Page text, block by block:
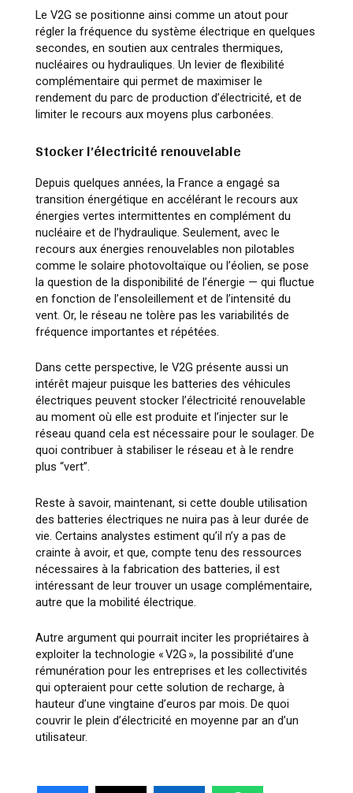
Le V2G se positionne ainsi comme un atout pour
régler la fréquence du système électrique en quelques
secondes, en soutien aux centrales thermiques,
nucléaires ou hydrauliques. Un levier de flexibilité
complémentaire qui permet de maximiser le
rendement du parc de production d’électricité, et de
limiter le recours aux moyens plus carbonées.
Stocker l’électricité renouvelable
Depuis quelques années, la France a engagé sa
transition énergétique en accélérant le recours aux
énergies vertes intermittentes en complément du
nucléaire et de l’hydraulique. Seulement, avec le
recours aux énergies renouvelables non pilotables
comme le solaire photovoltaïque ou l’éolien, se pose
la question de la disponibilité de l’énergie — qui fluctue
en fonction de l’ensoleillement et de l’intensité du
vent. Or, le réseau ne tolère pas les variabilités de
fréquence importantes et répétées.
Dans cette perspective, le V2G présente aussi un
intérêt majeur puisque les batteries des véhicules
électriques peuvent stocker l’électricité renouvelable
au moment où elle est produite et l’injecter sur le
réseau quand cela est nécessaire pour le soulager. De
quoi contribuer à stabiliser le réseau et à le rendre
plus “vert”.
Reste à savoir, maintenant, si cette double utilisation
des batteries électriques ne nuira pas à leur durée de
vie. Certains analystes estiment qu’il n’y a pas de
crainte à avoir, et que, compte tenu des ressources
nécessaires à la fabrication des batteries, il est
intéressant de leur trouver un usage complémentaire,
autre que la mobilité électrique.
Autre argument qui pourrait inciter les propriétaires à
exploiter la technologie « V2G », la possibilité d’une
rémunération pour les entreprises et les collectivités
qui opteraient pour cette solution de recharge, à
hauteur d’une vingtaine d’euros par mois. De quoi
couvrir le plein d’électricité en moyenne par an d’un
utilisateur.